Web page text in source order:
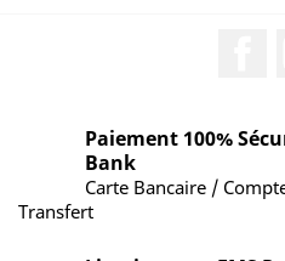
Paiement 100%
Bank
Carte Bancaire /
Transfert